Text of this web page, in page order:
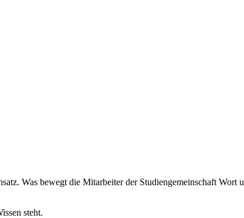
Was bewegt die Mitarbeiter der Studiengemeinschaft Wort
steht.